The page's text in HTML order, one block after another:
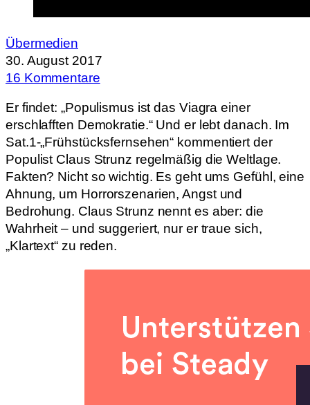
Übermedien
30. August 2017
16 Kommentare
Er findet: „Populismus ist das Viagra einer
erschlafften Demokratie.“ Und er lebt danach. Im
Sat.1-„Frühstücksfernsehen“ kommentiert der
Populist Claus Strunz regelmäßig die Weltlage.
Fakten? Nicht so wichtig. Es geht ums Gefühl, eine
Ahnung, um Horrorszenarien, Angst und
Bedrohung. Claus Strunz nennt es aber: die
Wahrheit – und suggeriert, nur er traue sich,
„Klartext“ zu reden.